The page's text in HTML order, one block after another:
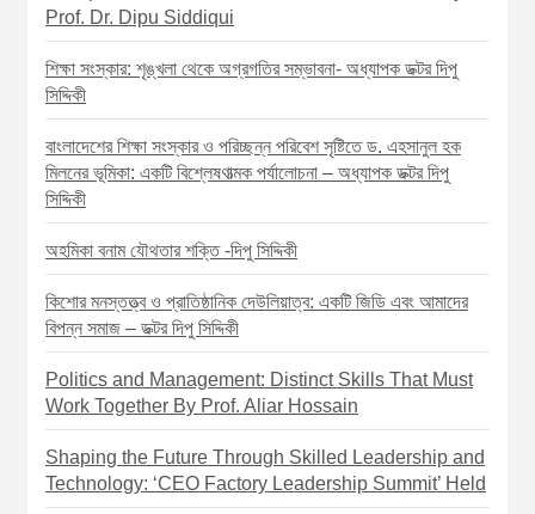
Prof. Dr. Dipu Siddiqui
শিক্ষা সংস্কার: শৃঙ্খলা থেকে অগ্রগতির সম্ভাবনা- অধ্যাপক ডক্টর দিপু
সিদ্দিকী
বাংলাদেশের শিক্ষা সংস্কার ও পরিচ্ছন্ন পরিবেশ সৃষ্টিতে ড. এহসানুল হক
মিলনের ভূমিকা: একটি বিশ্লেষণাত্মক পর্যালোচনা – অধ্যাপক ডক্টর দিপু
সিদ্দিকী
অহমিকা বনাম যৌথতার শক্তি -দিপু সিদ্দিকী
কিশোর মনস্তত্ত্ব ও প্রাতিষ্ঠানিক দেউলিয়াত্ব: একটি জিডি এবং আমাদের
বিপন্ন সমাজ – ডক্টর দিপু সিদ্দিকী
Politics and Management: Distinct Skills That Must
Work Together By Prof. Aliar Hossain
Shaping the Future Through Skilled Leadership and
Technology: ‘CEO Factory Leadership Summit’ Held